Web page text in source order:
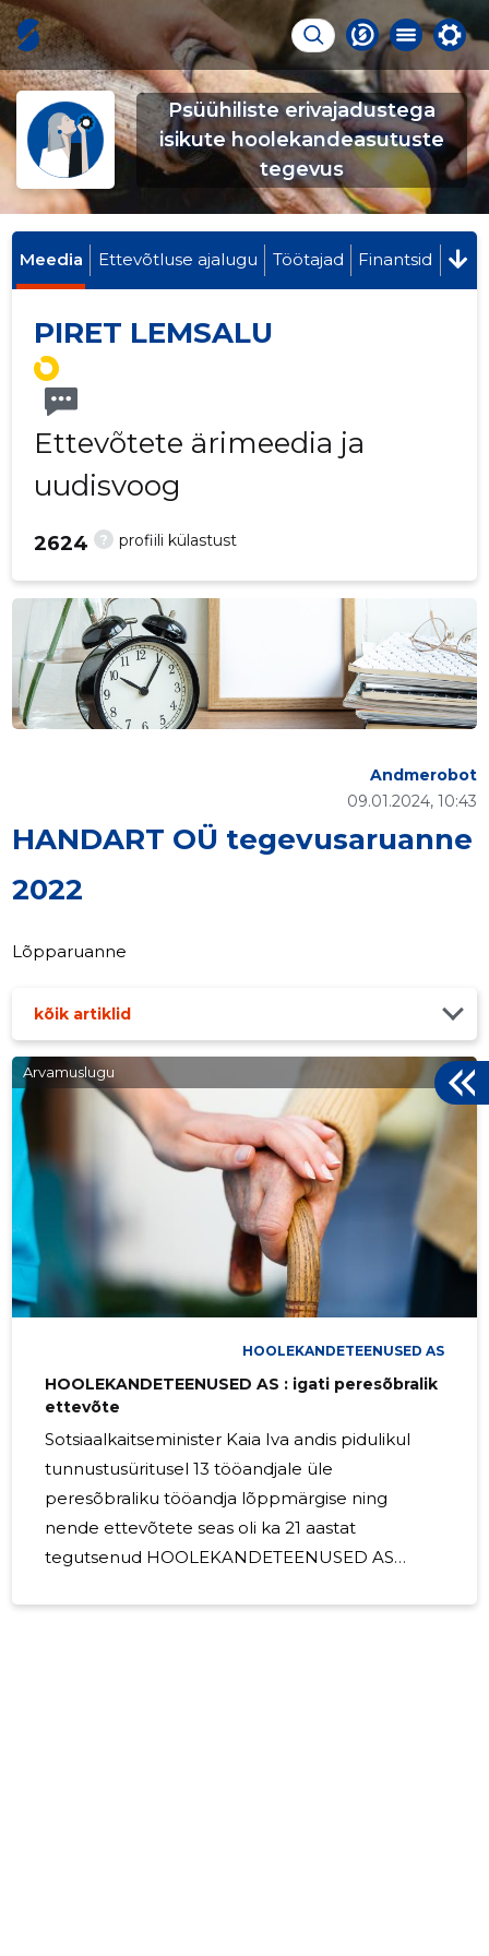
Psüühiliste erivajadustega
isikute hoolekandeasutuste
tegevus
Meedia Ettevõtluse ajalugu Töötajad Finantsid
PIRET LEMSALU
Ettevõtete ärimeedia ja
uudisvoog
? profiili külastust
2624
HANDART OÜ tegevusaruanne
2022
09.01.2024, 10:43
Andmerobot
Lõpparuanne
kõik artiklid
Arvamuslugu
HOOLEKANDETEENUSED AS
HOOLEKANDETEENUSED AS : igati peresõbralik
ettevõte
Sotsiaalkaitseminister Kaia Iva andis pidulikul
tunnustusüritusel 13 tööandjale üle
peresõbraliku tööandja lõppmärgise ning
nende ettevõtete seas oli ka 21 aastat
tegutsenud HOOLEKANDETEENUSED AS